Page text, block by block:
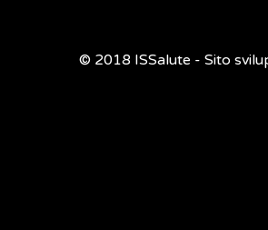
© 2018 ISSalute - Sito